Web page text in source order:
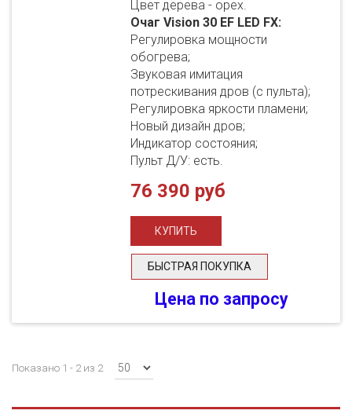
Цвет дерева - орех.
Очаг Vision 30 EF LED FX:
Регулировка мощности
обогрева;
Звуковая имитация
потрескивания дров (с пульта);
Регулировка яркости пламени;
Новый дизайн дров;
Индикатор состояния;
Пульт Д/У: есть.
76 390 руб
БЫСТРАЯ ПОКУПКА
Цена по запросу
Показано 1 - 2 из 2